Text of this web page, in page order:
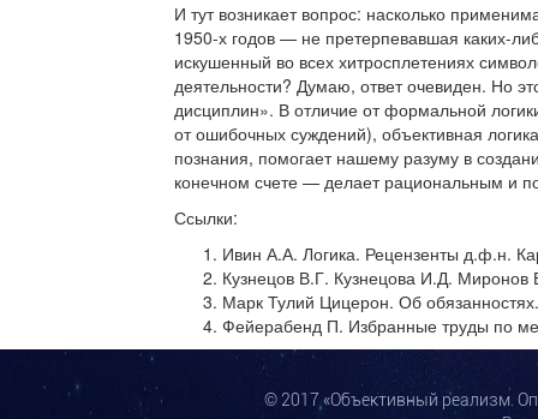
И тут возникает вопрос: насколько
1950-х годов — не претерпевавшая каких-
искушенный во всех хитросплетениях
деятельности? Думаю, ответ очевиден. Но
дисциплин». В отличие от формальной
от ошибочных суждений), объективная
познания, помогает нашему разуму в
конечном счете — делает рациональным и
Ссылки:
Ивин А.А. Логика. Рецензенты д.ф.н.
Кузнецов В.Г. Кузнецова И.Д.
Марк Тулий Цицерон. Об
Фейерабенд П. Избранные труды по
© 2017 «Объективный реализм.